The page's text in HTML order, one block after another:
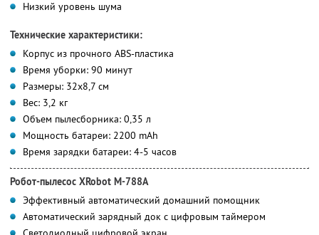
Низкий уровень шума
Технические характеристики:
Корпус из прочного ABS-пластика
Время уборки: 90 минут
Размеры: 32x8,7 см
Вес: 3,2 кг
Объем пылесборника: 0,35 л
Мощность батареи: 2200 mAh
Время зарядки батареи: 4-5 часов
Робот-пылесос XRobot M-788A
Эффективный автоматический домашний помощник
Автоматический зарядный док с цифровым таймером